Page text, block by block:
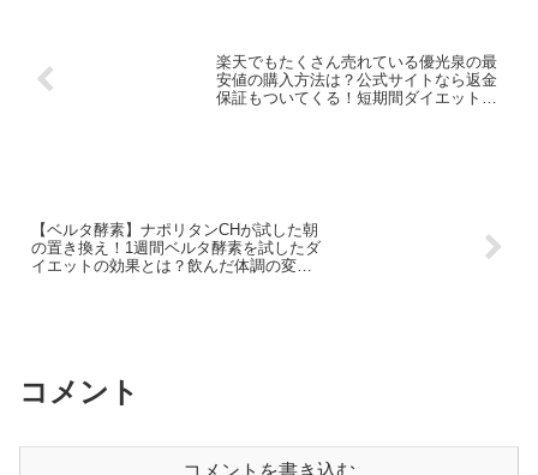
楽天でもたくさん売れている優光泉の最
安値の購入方法は？公式サイトなら返金
保証もついてくる！短期間ダイエットで
【ベルタ酵素】ナポリタンCHが試した朝
の置き換え！1週間ベルタ酵素を試したダ
イエットの効果とは？飲んだ体調の変化
コメント